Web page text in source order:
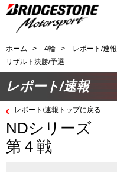
ホーム > 4輪 > レポート/速報
リザルト決勝/予選
レポート/速報
レポート/速報トップに戻る
NDシリーズ
第４戦